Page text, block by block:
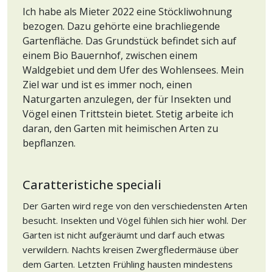
Ich habe als Mieter 2022 eine Stöckliwohnung
bezogen. Dazu gehörte eine brachliegende
Gartenfläche. Das Grundstück befindet sich auf
einem Bio Bauernhof, zwischen einem
Waldgebiet und dem Ufer des Wohlensees. Mein
Ziel war und ist es immer noch, einen
Naturgarten anzulegen, der für Insekten und
Vögel einen Trittstein bietet. Stetig arbeite ich
daran, den Garten mit heimischen Arten zu
bepflanzen.
Caratteristiche speciali
Der Garten wird rege von den verschiedensten Arten
besucht. Insekten und Vögel fühlen sich hier wohl. Der
Garten ist nicht aufgeräumt und darf auch etwas
verwildern. Nachts kreisen Zwergfledermäuse über
dem Garten. Letzten Frühling hausten mindestens